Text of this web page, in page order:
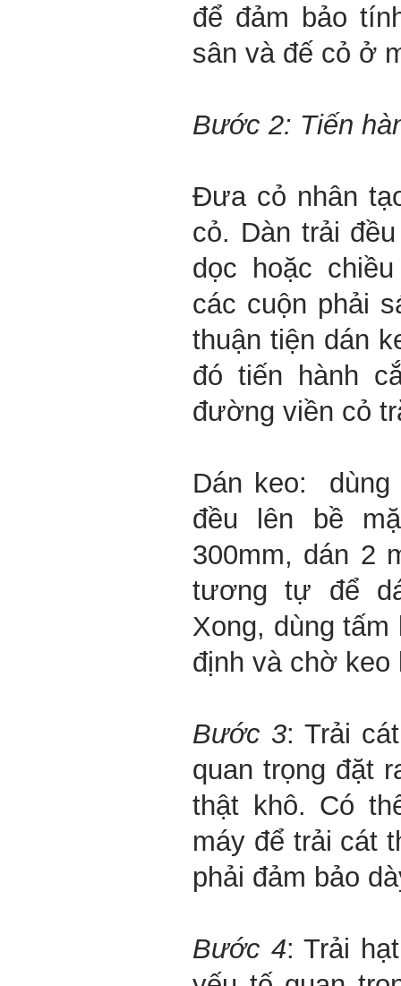
để đảm bảo
sân và đế cỏ ở
Bước 2: Tiến
Đưa cỏ nhân
cỏ. Dàn trải
dọc hoặc
các cuộn phải
thuận tiện dán
đó tiến hành
đường viền cỏ
Dán keo: dùng
đều lên bề
300mm, dán 2
tương tự để
Xong, dùng
định và chờ keo
Bước 3: Trải
quan trọng đặt
thật khô. Có
máy để trải cát
phải đảm bảo
Bước 4: Trải